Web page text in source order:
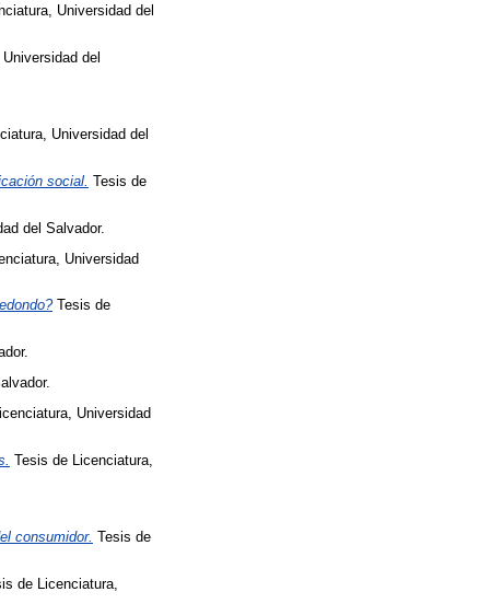
Universidad del
del
Universidad del
social. Tesis de
del Salvador.
Universidad
Tesis de
Universidad
Tesis de Licenciatura,
consumidor. Tesis de
de Licenciatura,